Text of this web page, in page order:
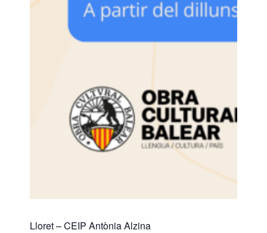
Lloret – CEIP Antònia Alzina